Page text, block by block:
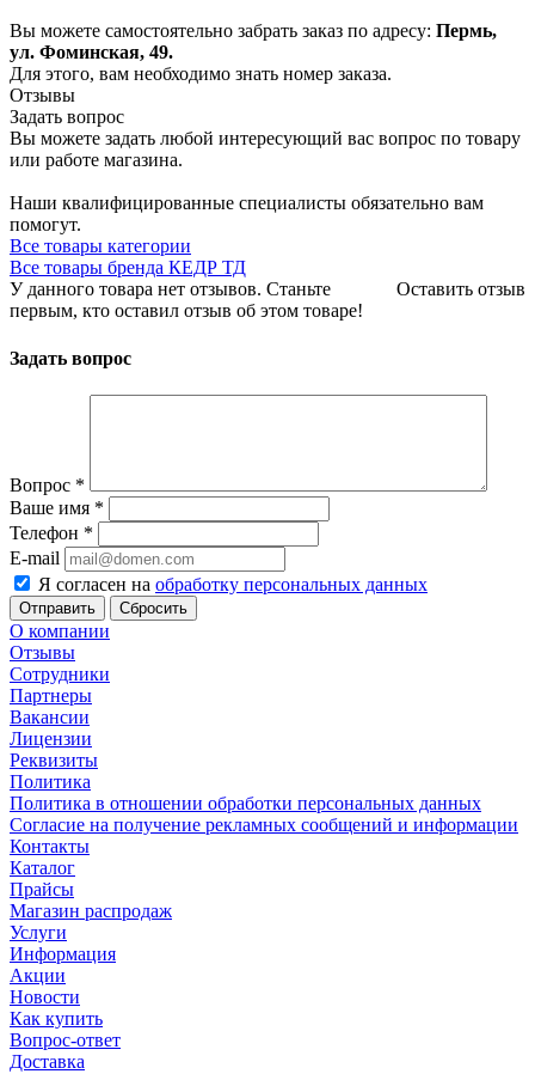
Вы можете самостоятельно забрать заказ по адресу: Пермь,
ул. Фоминская, 49.
Для этого, вам необходимо знать номер заказа.
Отзывы
Задать вопрос
Вы можете задать любой интересующий вас вопрос по товару
или работе магазина.
Наши квалифицированные специалисты обязательно вам
помогут.
Все товары категории
Все товары бренда КЕДР ТД
Оставить отзыв
У данного товара нет отзывов. Станьте
первым, кто оставил отзыв об этом товаре!
Задать вопрос
Вопрос *
Ваше имя *
Телефон *
E-mail
Я согласен на обработку персональных данных
Сбросить
О компании
Отзывы
Сотрудники
Партнеры
Вакансии
Лицензии
Реквизиты
Политика
Политика в отношении обработки персональных данных
Согласие на получение рекламных сообщений и информации
Контакты
Каталог
Прайсы
Магазин распродаж
Услуги
Информация
Акции
Новости
Как купить
Вопрос-ответ
Доставка